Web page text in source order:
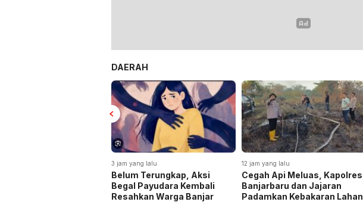
DAERAH
3 jam yang lalu
Belum Terungkap, Aksi
Begal Payudara Kembali
Resahkan Warga Banjar
12 jam yang lalu
Cegah Api Meluas, Kapolres
Banjarbaru dan Jajaran
Padamkan Kebakaran Lahan